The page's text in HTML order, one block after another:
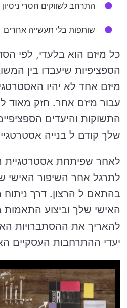
התרחב לשווקים חסרי ניסיון
שותפות בלי תעשייה אחרים
כל מיזם הוא בלעדי, לפי
הספציפיות שיעבדו בין
מיזם אחד לא יהיו
עבור מיזם אחר. חזק מאוד
התשוקות והיעדים
שלך קודם ל בנייה
לאחר שפיתחת אסטרטגיית
לתרגל אחר השיפור האישי
בהתאם ל הרצון. דרך
האישי שלך וביצוע
להאריך את ההסתברויות
יעדי ההתרחבות העסקיים